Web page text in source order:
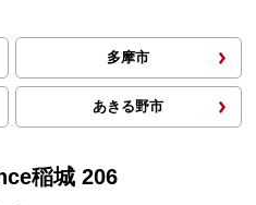
多摩市
あきる野市
稲城 206